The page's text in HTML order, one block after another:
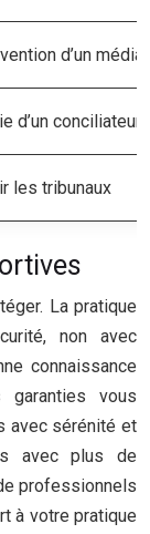
d’un
d’un conciliateur
les tribunaux
La pratique
non avec
connaissance
vous
avec sérénité et
avec plus de
professionnels
à votre pratique